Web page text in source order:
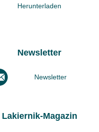
Herunterladen
Newsletter
Newsletter
Lakiernik-Magazin